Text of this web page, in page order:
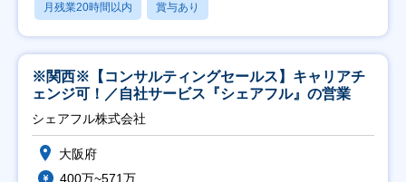
月残業20時間以内 賞与あり
※関西※【コンサルティングセールス】キャリアチ
ェンジ可！／自社サービス『シェアフル』の営業
シェアフル株式会社
大阪府
400万~571万